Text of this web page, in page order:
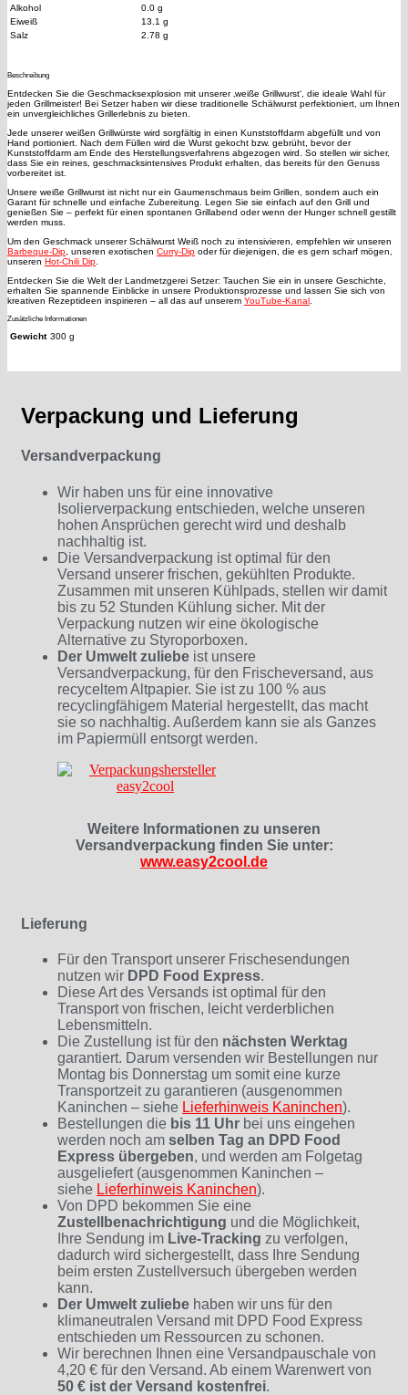
Alkohol
0.0 g
Eiweiß
13.1 g
Salz
2.78 g
Beschreibung
Entdecken Sie die Geschmacksexplosion mit unserer ‚weiße Grillwurst‘, die ideale Wahl für
jeden Grillmeister! Bei Setzer haben wir diese traditionelle Schälwurst perfektioniert, um Ihnen
ein unvergleichliches Grillerlebnis zu bieten.
Jede unserer weißen Grillwürste wird sorgfältig in einen Kunststoffdarm abgefüllt und von
Hand portioniert. Nach dem Füllen wird die Wurst gekocht bzw. gebrüht, bevor der
Kunststoffdarm am Ende des Herstellungsverfahrens abgezogen wird. So stellen wir sicher,
dass Sie ein reines, geschmacksintensives Produkt erhalten, das bereits für den Genuss
vorbereitet ist.
Unsere weiße Grillwurst ist nicht nur ein Gaumenschmaus beim Grillen, sondern auch ein
Garant für schnelle und einfache Zubereitung. Legen Sie sie einfach auf den Grill und
genießen Sie – perfekt für einen spontanen Grillabend oder wenn der Hunger schnell gestillt
werden muss.
Um den Geschmack unserer Schälwurst Weiß noch zu intensivieren, empfehlen wir unseren
Barbeque-Dip , unseren exotischen Curry-Dip oder für diejenigen, die es gern scharf mögen,
unseren Hot-Chili Dip
Entdecken Sie die Welt der Landmetzgerei Setzer: Tauchen Sie ein in unsere Geschichte,
erhalten Sie spannende Einblicke in unsere Produktionsprozesse und lassen Sie sich von
kreativen Rezeptideen inspirieren – all das auf unserem YouTube-Kanal
Zusätzliche Informationen
Gewicht 300 g
Verpackung und Lieferung
Versandverpackung
Wir haben uns für eine innovative
Isolierverpackung entschieden, welche unseren
hohen Ansprüchen gerecht wird und deshalb
nachhaltig ist.
Die Versandverpackung ist optimal für den
Versand unserer frischen, gekühlten Produkte.
Zusammen mit unseren Kühlpads, stellen wir damit
bis zu 52 Stunden Kühlung sicher. Mit der
Verpackung nutzen wir eine ökologische
Alternative zu Styroporboxen.
Der Umwelt zuliebe ist unsere
Versandverpackung, für den Frischeversand, aus
recyceltem Altpapier. Sie ist zu 100 % aus
recyclingfähigem Material hergestellt, das macht
sie so nachhaltig. Außerdem kann sie als Ganzes
im Papiermüll entsorgt werden.
Weitere Informationen zu unseren
Versandverpackung finden Sie unter:
www.easy2cool.de
Lieferung
Für den Transport unserer Frischesendungen
nutzen wir DPD Food Express.
Diese Art des Versands ist optimal für den
Transport von frischen, leicht verderblichen
Lebensmitteln.
Die Zustellung ist für den nächsten Werktag
garantiert. Darum versenden wir Bestellungen nur
Montag bis Donnerstag um somit eine kurze
Transportzeit zu garantieren (ausgenommen
Kaninchen – siehe Lieferhinweis Kaninchen).
Bestellungen die bis 11 Uhr bei uns eingehen
werden noch am selben Tag an DPD Food
Express übergeben, und werden am Folgetag
ausgeliefert (ausgenommen Kaninchen –
siehe Lieferhinweis Kaninchen).
Von DPD bekommen Sie eine
Zustellbenachrichtigung und die Möglichkeit,
Ihre Sendung im Live-Tracking zu verfolgen,
dadurch wird sichergestellt, dass Ihre Sendung
beim ersten Zustellversuch übergeben werden
kann.
Der Umwelt zuliebe haben wir uns für den
klimaneutralen Versand mit DPD Food Express
entschieden um Ressourcen zu schonen.
Wir berechnen Ihnen eine Versandpauschale von
4,20 € für den Versand. Ab einem Warenwert von
50 € ist der Versand kostenfrei.